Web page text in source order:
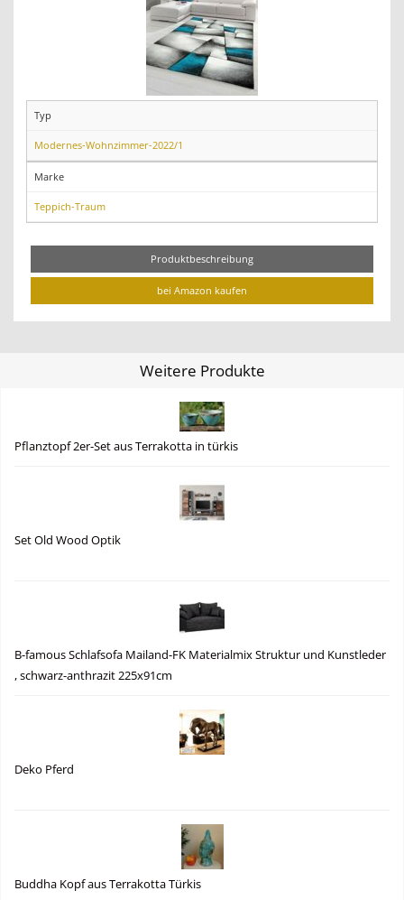
Typ
Modernes-Wohnzimmer-2022/1
Marke
Teppich-Traum
Produktbeschreibung
bei Amazon kaufen
Weitere Produkte
Pflanztopf 2er-Set aus Terrakotta in türkis
Set Old Wood Optik
B-famous Schlafsofa Mailand-FK Materialmix Struktur und Kunstleder
, schwarz-anthrazit 225x91cm
Deko Pferd
Buddha Kopf aus Terrakotta Türkis